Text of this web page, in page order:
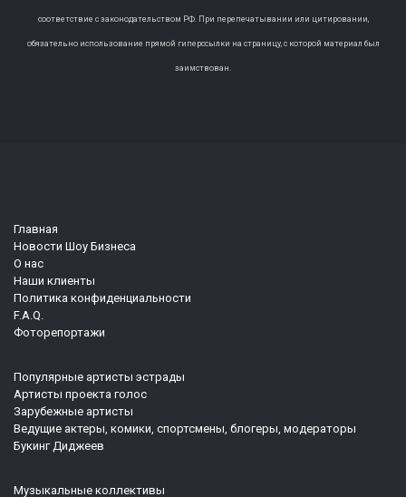
соответствие с законодательством РФ. При перепечатывании или цитировании,
обязательно использование прямой гиперссылки на страницу, с которой материал был
заимствован.
Главная
Новости Шоу Бизнеса
О нас
Наши клиенты
Политика конфиденциальности
F.A.Q.
Фоторепортажи
Популярные артисты эстрады
Артисты проекта голос
Зарубежные артисты
Ведущие актеры, комики, спортсмены, блогеры, модераторы
Букинг Диджеев
Музыкальные коллективы